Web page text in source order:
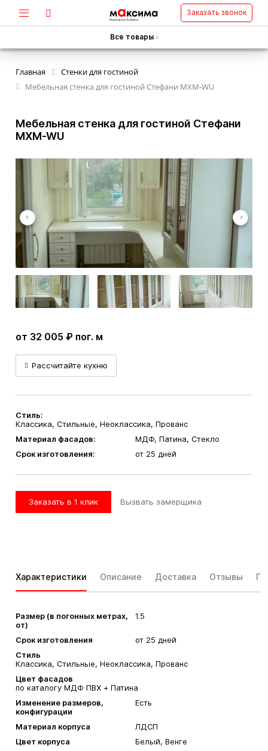
Заказать звонок
Все товары
Главная
Стенки для гостиной
Мебельная стенка для гостиной Стефани MXM-WU
Мебельная стенка для гостиной Стефани
MXM-WU
от 32 005 ₽ пог. м
Рассчитайте кухню
Стиль:
Классика, Стильные, Неоклассика, Прованс
Материал фасадов:
МДФ, Патина, Стекло
Срок изготовления:
от 25 дней
Заказать в 1 клик Вызвать замерщика
Характеристики Описание Доставка Отзывы
Размер (в погонных метрах,
от)
1.5
Срок изготовления
от 25 дней
Стиль
Классика, Стильные, Неоклассика, Прованс
Цвет фасадов
по каталогу МДФ ПВХ + Патина
Изменение размеров,
конфигурации
Есть
Материал корпуса
ЛДСП
Цвет корпуса
Белый, Венге